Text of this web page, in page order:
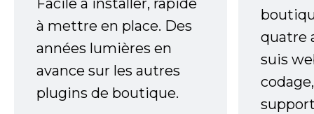
à mettre en place. Des
années lumières en
avance sur les autres
plugins de boutique.
quatre
suis